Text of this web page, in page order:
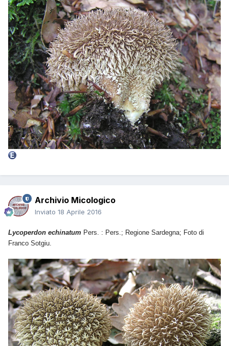
Archivio Micologico
Inviato 18 Aprile 2016
Lycoperdon echinatum Pers. : Pers.; Regione Sardegna; Foto di
Franco Sotgiu.